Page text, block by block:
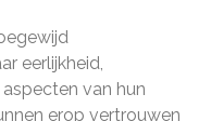
eerlijkheid,
van hun
erop vertrouwen